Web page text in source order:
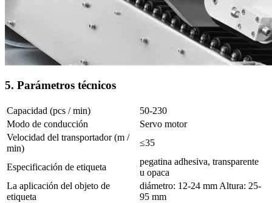
5. Parámetros técnicos
Capacidad (pcs / min)
50-230
Modo de conducción
Servo motor
Velocidad del transportador (m /
min)
≤35
Especificación de etiqueta
pegatina adhesiva, transparente
u opaca
La aplicación del objeto de
etiqueta
diámetro: 12-24 mm Altura: 25-
95 mm